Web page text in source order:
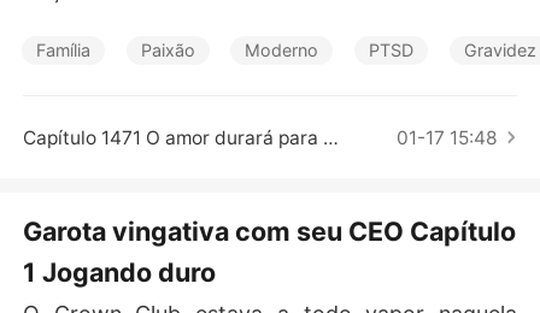
Criado numa família nobre, Charles estava nos direitos
onhecido antes.
Grávida, sequestrada, ferida, a pobre Linda foi jogada
Família Paixão Moderno PTSD Gravidez
Capítulo 1471 O amor durará para sempre (o fim) 01-17 15:48
Garota vingativa com seu CEO Capítulo
1 Jogando duro